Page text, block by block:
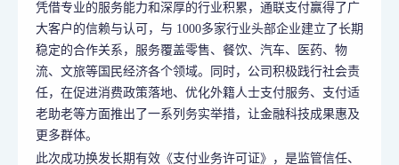
凭借专业的服务能力和深厚的行业积累，通联支付赢得了广
大客户的信赖与认可，与 1000多家行业头部企业建立了长期
稳定的合作关系，服务覆盖零售、餐饮、汽车、医药、物
流、文旅等国民经济各个领域。同时，公司积极践行社会责
任，在促进消费政策落地、优化外籍人士支付服务、支付适
老助老等方面推出了一系列务实举措，让金融科技成果惠及
更多群体。
此次成功换发长期有效《支付业务许可证》，是监管信任、